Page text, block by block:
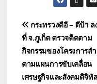
แนะแนว
เรื่อง
กระทรวงดีอี – ดีป้า
ที่ จ.ภูเก็ต ตรวจติดตาม
กิจกรรมของโครงการส
ตามแผนการขับเคลื่อน
เศรษฐกิจและสังคมดิจิทั